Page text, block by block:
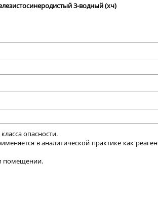
3-водный (хч)
опасности.
в аналитической практике как
помещении.